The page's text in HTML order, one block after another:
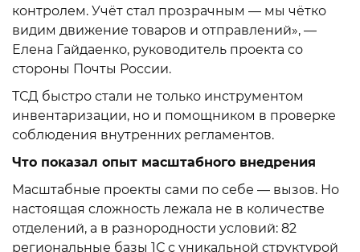
контролем. Учёт стал прозрачным — мы чётко
видим движение товаров и отправлений», —
Елена Гайдаенко, руководитель проекта со
стороны Почты России.
ТСД быстро стали не только инструментом
инвентаризации, но и помощником в проверке
соблюдения внутренних регламентов.
Что показал опыт масштабного внедрения
Масштабные проекты сами по себе — вызов. Но
настоящая сложность лежала не в количестве
отделений, а в разнородности условий: 82
региональные базы 1С с уникальной структурой